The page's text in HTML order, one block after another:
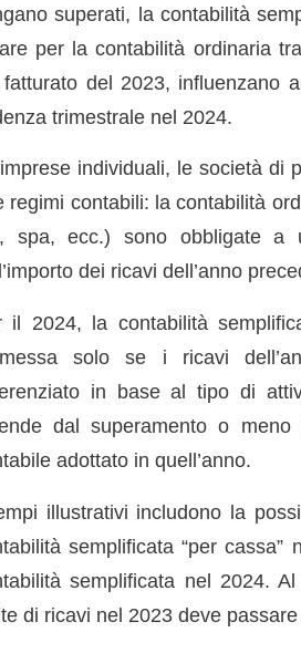
superati, la contabilità
per la contabilità ordinaria
del 2023, influenzano
trimestrale nel 2024.
individuali, le società di
regimi contabili: la contabilità
spa, ecc.) sono obbligate a
dei ricavi dell’anno
il 2024, la contabilità
solo se i ricavi
in base al tipo di
dal superamento o
adottato in quell’anno.
illustrativi includono la
semplificata “per
semplificata nel 2024.
di ricavi nel 2023 deve